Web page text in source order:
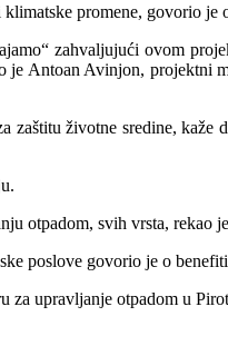
promene, govorio je
zahvaljujući ovom
je Antoan Avinjon,
životne sredine,
otpadom, svih vrsta, rekao
poslove govorio je o
za upravljanje otpadom u